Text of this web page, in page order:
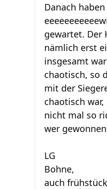
Danach
gewartet. Der
nämlich erst
insgesamt
chaotisch, so
mit der
chaotisch
nicht mal so
wer
LG
Bohne,
auch